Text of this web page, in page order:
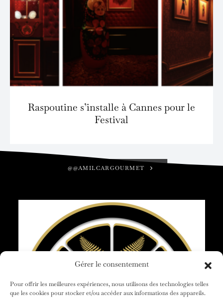
Gérer le consentement
Pour offrir les meilleures expériences, nous utilisons des technologies telles
que les cookies pour stocker et/ou accéder aux informations des appareils.
Raspoutine s’installe à Cannes pour le
Festival
@@AMILCARGOURMET